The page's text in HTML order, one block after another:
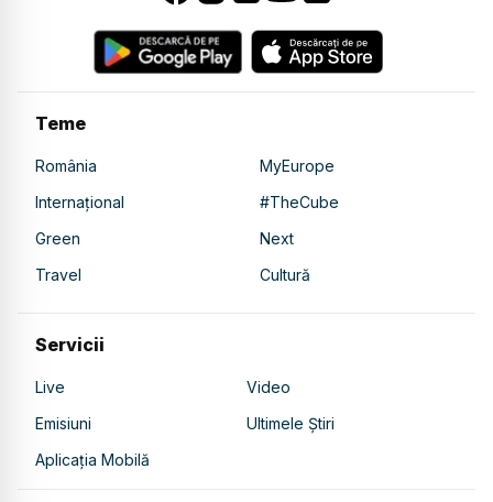
Teme
România
MyEurope
Internațional
#TheCube
Green
Next
Travel
Cultură
Servicii
Live
Video
Emisiuni
Ultimele Știri
Aplicația Mobilă